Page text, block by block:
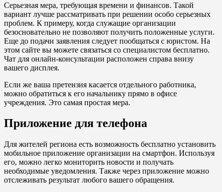
Серьезная мера, требующая времени и финансов. Такой
вариант лучше рассматривать при решении особо серьезных
проблем. К примеру, когда служащие организации
безосновательно не позволяют получить положенные услуги.
Еще до подачи заявления следует пообщаться с юристом. На
этом сайте вы можете связаться со специалистом бесплатно.
Чат для онлайн-консультации расположен справа внизу
вашего дисплея.
Если же ваша претензия касается отдельного работника,
можно обратиться к его начальнику прямо в офисе
учреждения. Это самая простая мера.
Приложение для телефона
Для жителей региона есть возможность бесплатно установить
мобильное приложение организации на смартфон. Используя
его, можно легко мониторить новости и получать
необходимые уведомления. Также через приложение можно
отслеживать результат любого вашего обращения.